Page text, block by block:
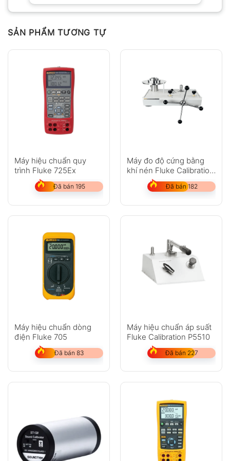
SẢN PHẨM TƯƠNG TỰ
Máy hiệu chuẩn quy
trình Fluke 725Ex
Đã bán 195
Máy đo độ cứng bằng
khí nén Fluke Calibration
P3031, P3032
Đã bán 182
Máy hiệu chuẩn dòng
điện Fluke 705
Đã bán 83
Máy hiệu chuẩn áp suất
Fluke Calibration P5510
Đã bán 227